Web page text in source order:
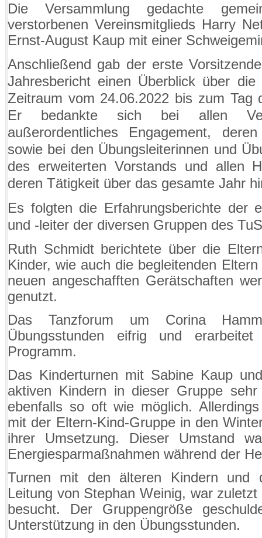
Die Versammlung gedachte
verstorbenen Vereinsmitglieds Harry
Ernst-August Kaup mit einer
Anschließend gab der erste
Jahresbericht einen Überblick über
Zeitraum vom 24.06.2022 bis zum Tag
Er bedankte sich bei allen
außerordentliches Engagement,
sowie bei den Übungsleiterinnen und
des erweiterten Vorstands und allen
deren Tätigkeit über das gesamte Jahr
Es folgten die Erfahrungsberichte der
und -leiter der diversen Gruppen des
Ruth Schmidt berichtete über die
Kinder, wie auch die begleitenden
neuen angeschafften Gerätschaften
genutzt.
Das Tanzforum um Corina
Übungsstunden eifrig und
Programm.
Das Kinderturnen mit Sabine Kaup
aktiven Kindern in dieser Gruppe
ebenfalls so oft wie möglich.
mit der Eltern-Kind-Gruppe in den
ihrer Umsetzung. Dieser Umstand
Energiesparmaßnahmen während der
Turnen mit den älteren Kindern und
Leitung von Stephan Weinig, war
besucht. Der Gruppengröße
Unterstützung in den Übungsstunden.